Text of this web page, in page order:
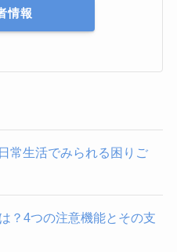
情報
常生活でみられる困りご
？4つの注意機能とその支